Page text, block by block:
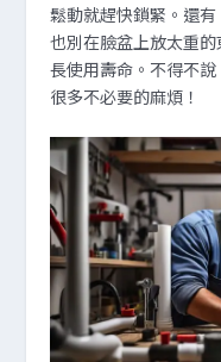
鬆動就趕快鎖緊。還
也別在臉盆上放太重
長使用壽命。不得不
很多不必要的麻煩！